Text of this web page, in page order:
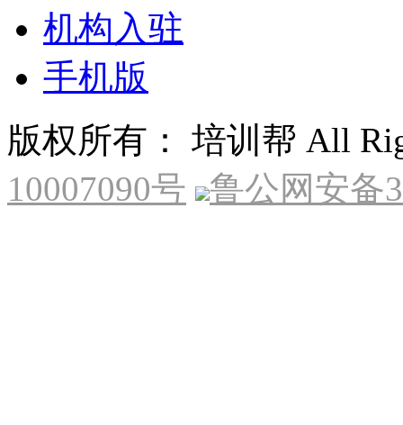
机构入驻
手机版
版权所有： 培训帮 All
10007090号
鲁公网安备